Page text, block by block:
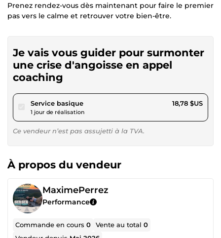
Prenez rendez-vous dès maintenant pour faire le premier
pas vers le calme et retrouver votre bien-être.
Je vais vous guider pour surmonter
une crise d'angoisse en appel
coaching
Service basiquepour 17,31 $US
1 jour de réalisation
18,78 $US
Ce vendeur n’est pas assujetti à la TVA.
À propos du vendeur
MaximePerrez
Performance
Commande en cours0 Vente au total0